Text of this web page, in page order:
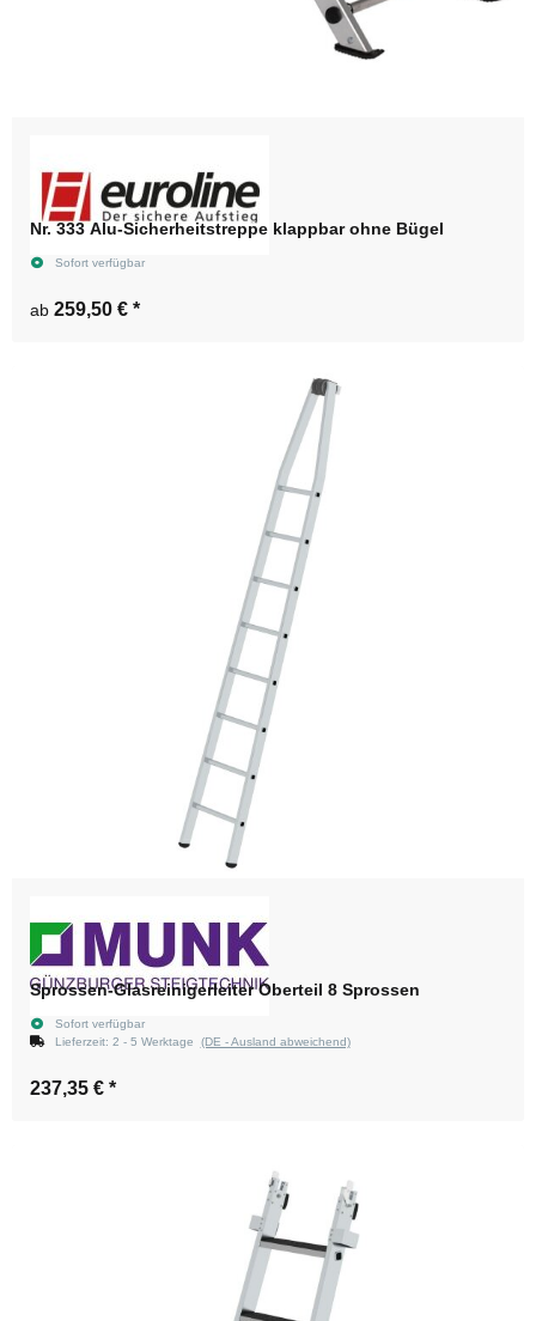
Nr. 333 Alu-Sicherheitstreppe klappbar ohne Bügel
Sofort verfügbar
ab 259,50 € *
Sprossen-Glasreinigerleiter Oberteil 8 Sprossen
Sofort verfügbar
Lieferzeit: 2 - 5 Werktage (DE - Ausland abweichend)
237,35 € *